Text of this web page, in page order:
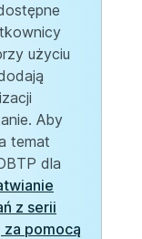
użyciu
Aby
temat
dla
z serii
za pomocą